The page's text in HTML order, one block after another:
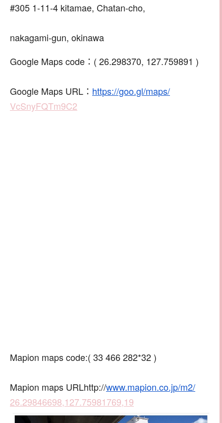
#305 1-11-4 kitamae, Chatan-cho,
nakagami-gun, okinawa
Google Maps code：( 26.298370, 127.759891 )
Google Maps URL： https://goo.gl/maps/
VcSnyFQTm9C2
Mapion maps code:( 33 466 282*32 )
Mapion maps URLhttp://www.mapion.co.jp/m2/
26.29846698,127.75981769,19